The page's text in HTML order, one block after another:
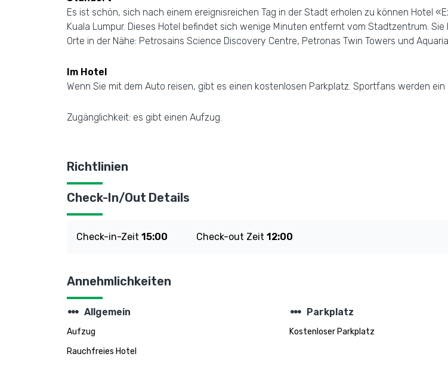
Es ist schön, sich nach einem ereignisreichen Tag in der Stadt erholen zu können Hotel
Kuala Lumpur. Dieses Hotel befindet sich wenige Minuten entfernt vom Stadtzentrum.
Orte in der Nähe: Petrosains Science Discovery Centre, Petronas Twin Towers und Aquaria
Im Hotel
Wenn Sie mit dem Auto reisen, gibt es einen kostenlosen Parkplatz. Sportfans werden
Zugänglichkeit: es gibt einen Aufzug.
Richtlinien
Check-In/Out Details
Check-in-Zeit 15:00 Check-out Zeit 12:00
Annehmlichkeiten
steppers Allgemein
Aufzug
Rauchfreies Hotel
steppers Parkplatz
Kostenloser Parkplatz